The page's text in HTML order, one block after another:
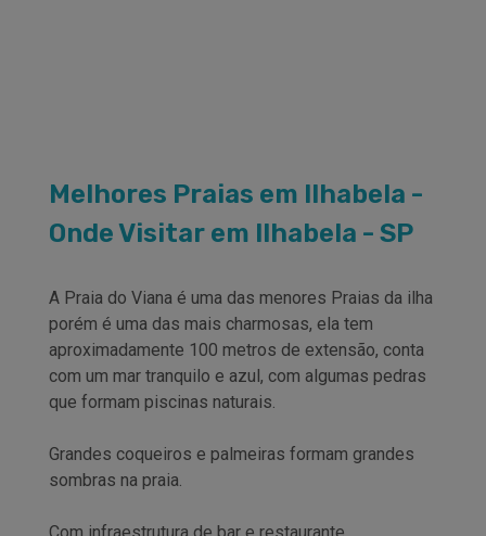
Melhores Praias em Ilhabela -
Onde Visitar em Ilhabela - SP
A Praia do Viana é uma das menores Praias da ilha
porém é uma das mais charmosas, ela tem
aproximadamente 100 metros de extensão, conta
com um mar tranquilo e azul, com algumas pedras
que formam piscinas naturais.
Grandes coqueiros e palmeiras formam grandes
sombras na praia.